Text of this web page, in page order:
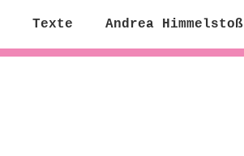
Texte Andrea Himmelstoß